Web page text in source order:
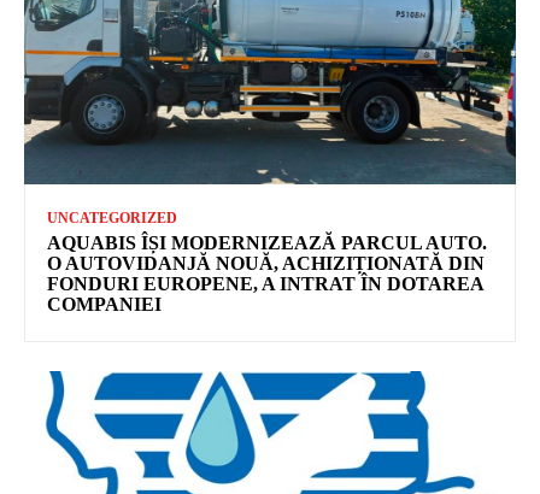
UNCATEGORIZED
AQUABIS ÎȘI MODERNIZEAZĂ PARCUL AUTO.
O AUTOVIDANJĂ NOUĂ, ACHIZIȚIONATĂ DIN
FONDURI EUROPENE, A INTRAT ÎN DOTAREA
COMPANIEI